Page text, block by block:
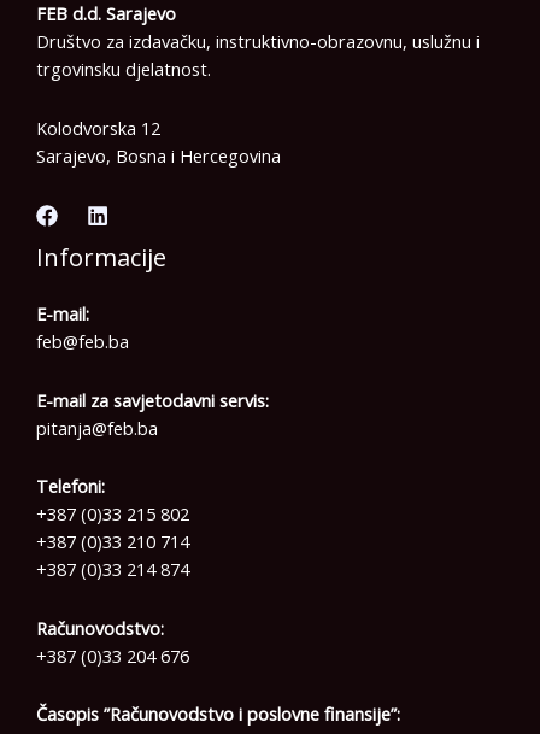
FEB d.d. Sarajevo
Društvo za izdavačku, instruktivno-obrazovnu, uslužnu i
trgovinsku djelatnost.
Kolodvorska 12
Sarajevo, Bosna i Hercegovina
Informacije
E-mail:
feb@feb.ba
E-mail za savjetodavni servis:
pitanja@feb.ba
Telefoni:
+387 (0)33 215 802
+387 (0)33 210 714
+387 (0)33 214 874
Računovodstvo:
+387 (0)33 204 676
Časopis ”Računovodstvo i poslovne finansije”: